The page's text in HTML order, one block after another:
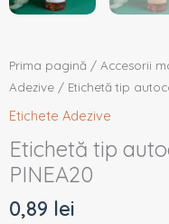
Prima pagină / Accesorii
Adezive / Etichetă tip
Etichete Adezive
Etichetă tip
PINEA20
0,89 lei